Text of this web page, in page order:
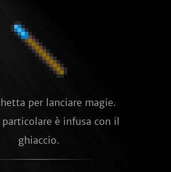
per lanciare magie.
è infusa con il
ghiaccio.